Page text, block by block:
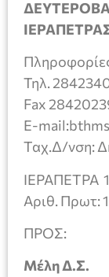
Τηλ.
Fax
E-
Ταχ.Δ/νση:
ΙΕΡΑΠΕΤΡΑ
Αριθ. Πρωτ:
ΠΡΟΣ:
Μέλη Δ.Σ.